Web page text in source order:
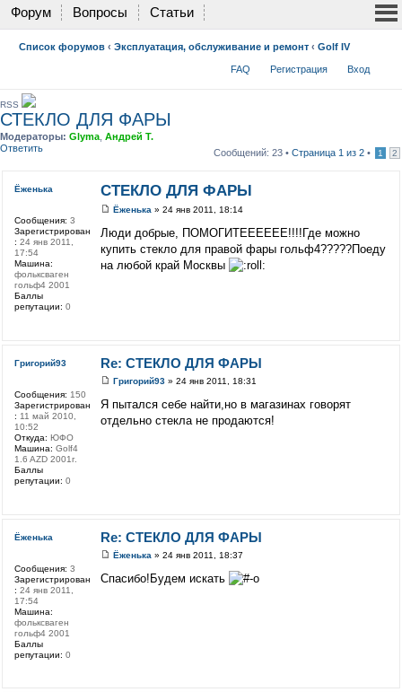
Форум Вопросы Статьи
Список форумов ‹ Эксплуатация, обслуживание и ремонт ‹ Golf IV
FAQ Регистрация Вход
RSS
СТЕКЛО ДЛЯ ФАРЫ
Модераторы: Glyma Андрей Т.
Ответить
Сообщений: 23 • Страница 1 из 2 • 1 2
СТЕКЛО ДЛЯ ФАРЫ
Ёженька» 24 янв 2011, 18:14
Люди добрые, ПОМОГИТЕЕЕЕЕЕ!!!!Где можно
купить стекло для правой фары гольф4?????Поеду
на любой край Москвы
Ёженька
Сообщения: 3
Зарегистрирован
: 24 янв 2011,
17:54
Машина:
фольксваген
гольф4 2001
Баллы
репутации: 0
Re: СТЕКЛО ДЛЯ ФАРЫ
Григорий93» 24 янв 2011, 18:31
Я пытался себе найти,но в магазинах говорят
отдельно стекла не продаются!
Григорий93
Сообщения: 150
Зарегистрирован
: 11 май 2010,
10:52
Откуда: ЮФО
Машина: Golf4
1.6 AZD 2001г.
Баллы
репутации: 0
Re: СТЕКЛО ДЛЯ ФАРЫ
Ёженька » 24 янв 2011, 18:37
Спасибо!Будем искать
Ёженька
Сообщения: 3
Зарегистрирован
: 24 янв 2011,
17:54
Машина:
фольксваген
гольф4 2001
Баллы
репутации: 0